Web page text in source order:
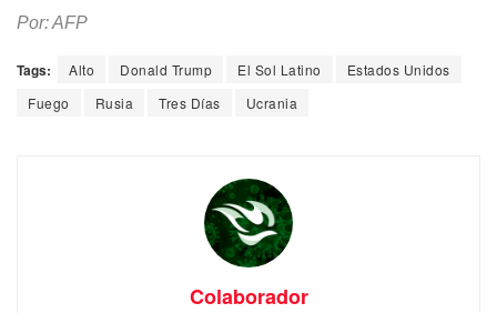
Por: AFP
Tags: Alto Donald Trump El Sol Latino
Estados Unidos
Fuego
Rusia Tres Días Ucrania
Colaborador